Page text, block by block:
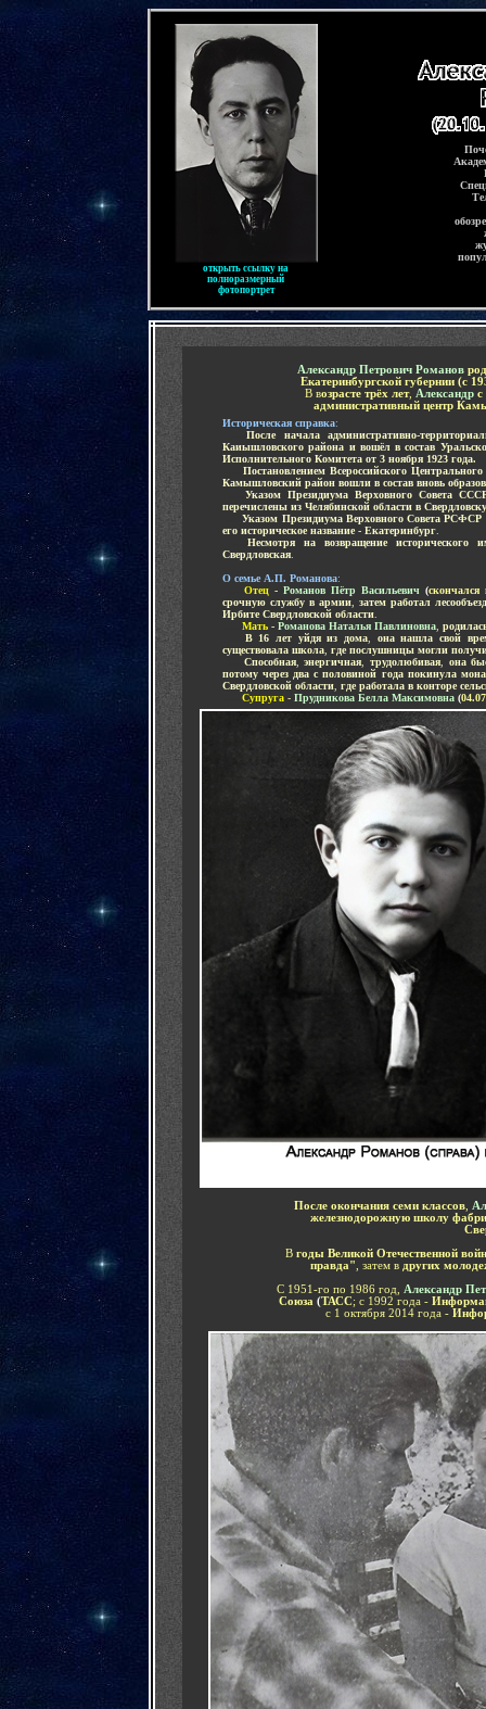
открыть ссылку на
полноразмерный
фотопортрет
Александр Петрович Романов
Екатеринбургской губернии (с
В возрасте трёх лет, Александр с
административный центр
Историческая справка:
.....После начала административно-
Каиышловского района и вошёл в состав
Исполнительного Комитета от 3 ноября 1923 года.
Постановлением Всероссийского
Камышловский район вошли в состав вновь
Указом Президиума Верховного Совета
перечислены из Челябинской области в
.....Указом Президиума Верховного Совета РСФСР
его историческое название - Екатеринбург
.....Несмотря на возвращение исторического
Свердловская
О семье А.П. Романова:
Отец - Романов Пётр Васильевич (скончался
срочную службу в армии
затем работал
Ирбите Свердловской области
Мать - Романова Наталья Павлиновна
В 16 лет уйдя из дома
она нашла свой
существовала школа где послушницы могли
Способная,энергичная трудолюбивая, она
потому через два с половиной года покинула
Свердловской области где работала в конторе
Супруга - Прудникова Белла Максимовна (
После окончания семи классов,
железнодорожную школу
В годы Великой Отечественной
правда" , затем в других
С 1951-го по 1986 год,
Александр
Союза (ТАСС; с 1992 года -
с 1 октября 2014 года -